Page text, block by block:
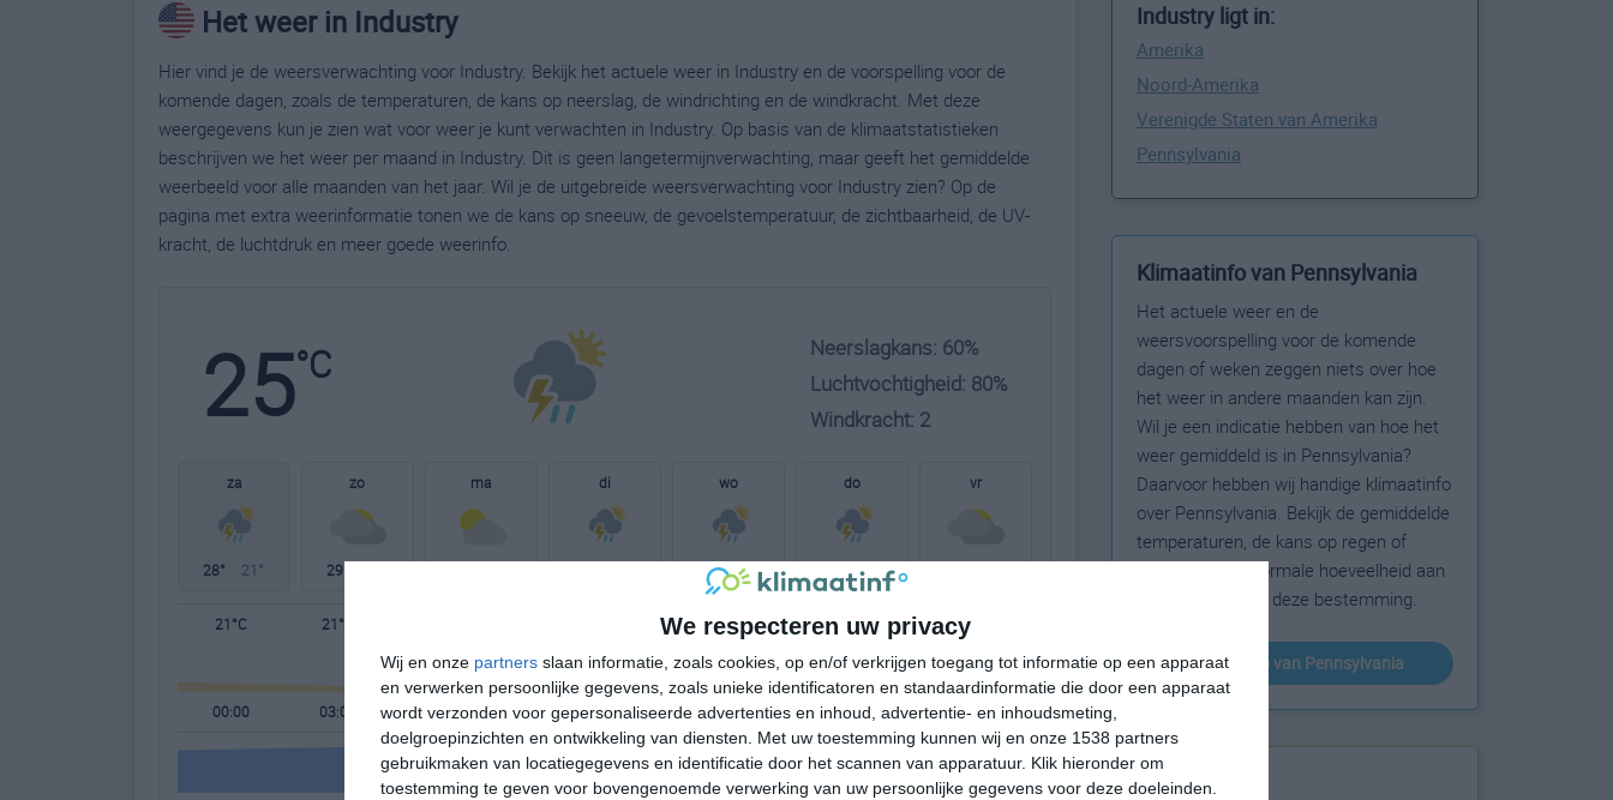
We respecteren uw privacy
Wij en onze partners slaan informatie, zoals cookies, op en/of verkrijgen toegang tot informatie op een apparaat
en verwerken persoonlijke gegevens, zoals unieke identificatoren en standaardinformatie die door een apparaat
wordt verzonden voor gepersonaliseerde advertenties en inhoud, advertentie- en inhoudsmeting,
doelgroepinzichten en ontwikkeling van diensten.
Met uw toestemming kunnen wij en onze 1538 partners
gebruikmaken van locatiegegevens en identificatie door het scannen van apparatuur. Klik hieronder om
toestemming te geven voor bovengenoemde verwerking van uw persoonlijke gegevens voor deze doeleinden.
Het weer in Industry
Hier vind je de weersverwachting voor Industry. Bekijk het actuele weer in Industry en de voorspelling voor de
komende dagen, zoals de temperaturen, de kans op neerslag, de windrichting en de windkracht. Met deze
weergegevens kun je zien wat voor weer je kunt verwachten in Industry. Op basis van de klimaatstatistieken
beschrijven we het weer per maand in Industry. Dit is geen langetermijnverwachting, maar geeft het gemiddelde
weerbeeld voor alle maanden van het jaar. Wil je de uitgebreide weersverwachting voor Industry zien? Op de
pagina met extra weerinformatie tonen we de kans op sneeuw, de gevoelstemperatuur, de zichtbaarheid, de UV-
kracht, de luchtdruk en meer goede weerinfo.
25°C
Neerslagkans: 60%
Luchtvochtigheid: 80%
Windkracht: 2
za
28° 21°
zo
29°
ma di wo
27° 20°
do
19°
vr
21°C 21°C 25°C 28°C 28°C 24°C
00:00 03:00 06:00 09:00 12:00 15:00 18:00 21:00
Industry ligt in:
Amerika
Noord-Amerika
Verenigde Staten van Amerika
Pennsylvania
Klimaatinfo van Pennsylvania
Het actuele weer en de
weersvoorspelling voor de komende
dagen of weken zeggen niets over hoe
het weer in andere maanden kan zijn.
Wil je een indicatie hebben van hoe het
weer gemiddeld is in Pennsylvania?
Daarvoor hebben wij handige klimaatinfo
over Pennsylvania. Bekijk de gemiddelde
temperaturen, de kans op regen of
sneeuw en de normale hoeveelheid aan
zonneschijn voor deze bestemming.
klimaatinfo van Pennsylvania
Beste reistijd